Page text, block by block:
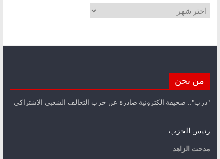
الأرشيف
من نحن
"درب".. صحيفة الكترونية صادرة عن حزب التحالف الشعبي الاشتراكي
رئيس الحزب
مدحت الزاهد